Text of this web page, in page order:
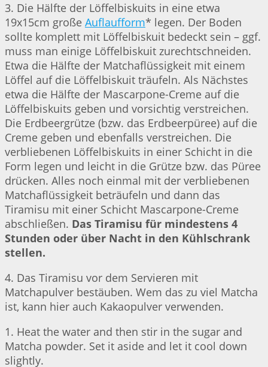
3. Die Hälfte der Löffelbiskuits in eine etwa
19x15cm große Auflaufform* legen. Der Boden
sollte komplett mit Löffelbiskuit bedeckt sein – ggf.
muss man einige Löffelbiskuit zurechtschneiden.
Etwa die Hälfte der Matchaflüssigkeit mit einem
Löffel auf die Löffelbiskuit träufeln. Als Nächstes
etwa die Hälfte der Mascarpone-Creme auf die
Löffelbiskuits geben und vorsichtig verstreichen.
Die Erdbeergrütze (bzw. das Erdbeerpüree) auf die
Creme geben und ebenfalls verstreichen. Die
verbliebenen Löffelbiskuits in einer Schicht in die
Form legen und leicht in die Grütze bzw. das Püree
drücken. Alles noch einmal mit der verbliebenen
Matchaflüssigkeit beträufeln und dann das
Tiramisu mit einer Schicht Mascarpone-Creme
abschließen. Das Tiramisu für mindestens 4
Stunden oder über Nacht in den Kühlschrank
stellen.
4. Das Tiramisu vor dem Servieren mit
Matchapulver bestäuben. Wem das zu viel Matcha
ist, kann hier auch Kakaopulver verwenden.
1. Heat the water and then stir in the sugar and
Matcha powder. Set it aside and let it cool down
slightly.